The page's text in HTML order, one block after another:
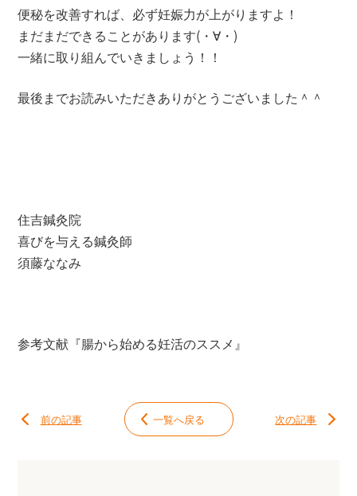
便秘を改善すれば、必ず妊娠力が上がりますよ！
まだまだできることがあります(・∀・)
一緒に取り組んでいきましょう！！
最後までお読みいただきありがとうございました＾＾
住吉鍼灸院
喜びを与える鍼灸師
須藤ななみ
参考文献『腸から始める妊活のススメ』
前の記事 一覧へ戻る 次の記事